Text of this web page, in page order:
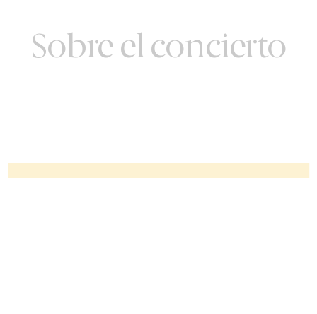
Sobre el concierto